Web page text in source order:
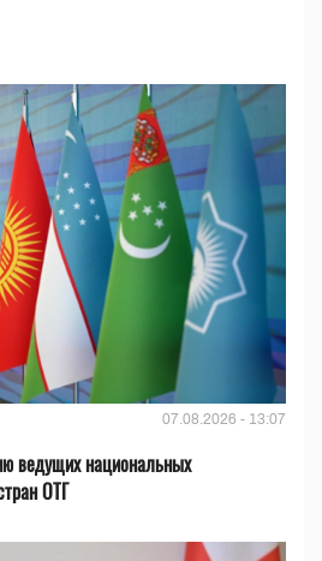
07.08.2026 - 13:07
ведущих национальных
ОТГ